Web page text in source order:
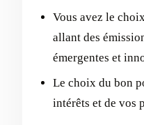
Vous avez le
allant des
émergentes et
Le choix du bon
intérêts et de vos